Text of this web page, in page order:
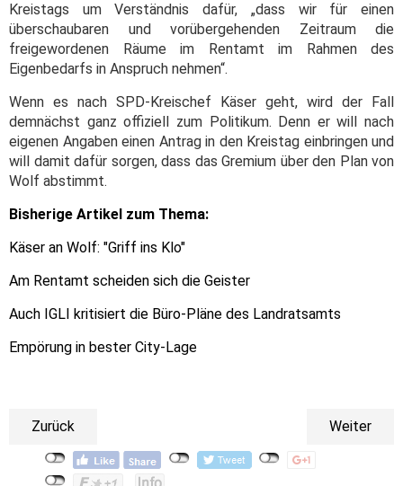
Kreistags um Verständnis dafür, „dass wir für einen
überschaubaren und vorübergehenden Zeitraum die
freigewordenen Räume im Rentamt im Rahmen des
Eigenbedarfs in Anspruch nehmen“.
Wenn es nach SPD-Kreischef Käser geht, wird der Fall
demnächst ganz offiziell zum Politikum. Denn er will nach
eigenen Angaben einen Antrag in den Kreistag einbringen und
will damit dafür sorgen, dass das Gremium über den Plan von
Wolf abstimmt.
Bisherige Artikel zum Thema:
Käser an Wolf: "Griff ins Klo"
Am Rentamt scheiden sich die Geister
Auch IGLI kritisiert die Büro-Pläne des Landratsamts
Empörung in bester City-Lage
Zurück Weiter